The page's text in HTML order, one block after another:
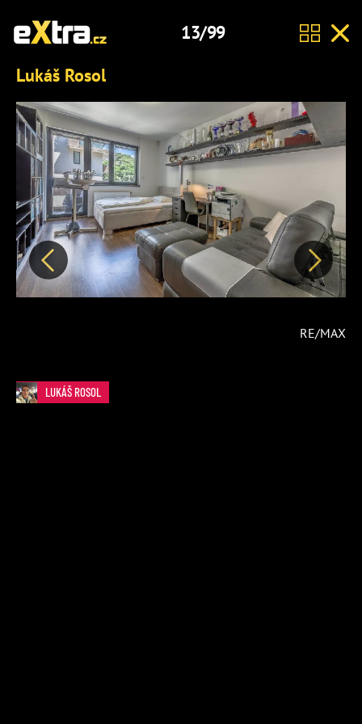
13/99
Lukáš Rosol
Předchozí Další
RE/MAX
LUKÁŠ ROSOL